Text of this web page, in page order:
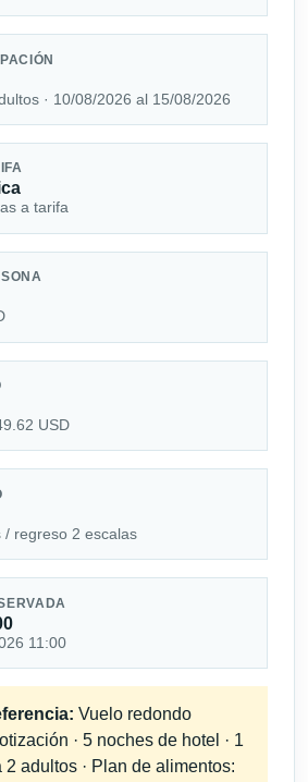
· 10/08/2026 al 15/08/2026
a tarifa
USD
/ regreso 2 escalas
11:00
Vuelo redondo
· 5 noches de hotel · 1
2 adultos · Plan de alimentos: